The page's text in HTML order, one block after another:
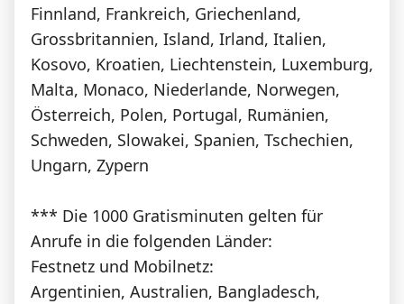
Finnland, Frankreich, Griechenland,
Grossbritannien, Island, Irland, Italien,
Kosovo, Kroatien, Liechtenstein, Luxemburg,
Malta, Monaco, Niederlande, Norwegen,
Österreich, Polen, Portugal, Rumänien,
Schweden, Slowakei, Spanien, Tschechien,
Ungarn, Zypern
*** Die 1000 Gratisminuten gelten für
Anrufe in die folgenden Länder:
Festnetz und Mobilnetz:
Argentinien, Australien, Bangladesch,